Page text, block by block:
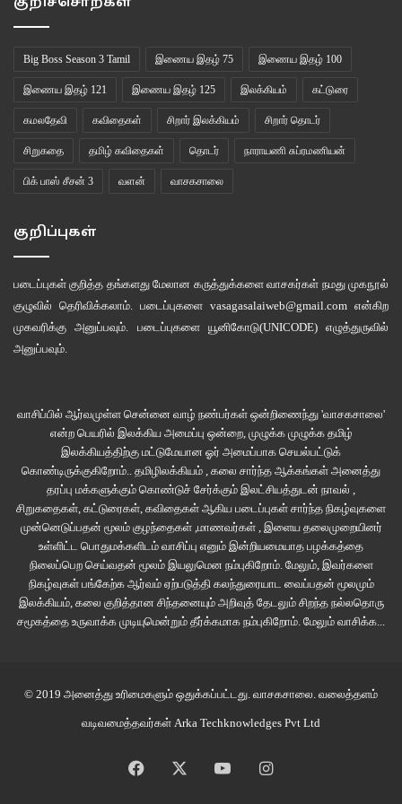
கவிதை – 3
உருமாற்றம்
கை தவறவிட்ட குவளையிலிருந்து
குளமொன்று உருவானது
நடந்து நடந்து மேசை இறுதிக்குச் சென்று
மெல்ல மெல்ல
அருவியாவதை
அப்பொழுதுதான் பார்க்கின்றன
மேசை மீதிருந்த எல்லாமும்.
ஆனால், எவ்வளவு அழகான கவிதையாக ஆக்கப்பட்டுள்ளது பாருங்கள்.
சொல்வதின் அழகு மிக இயல்பான ஒன்றையும் உயரத்தில்
கிரணங்கள் பாய்ந்து ஒளி பெருக்குகின்றது. ஒரு குளம் எப்படி உருவாகும் என்பது
Big Boss Season 3 Tamil இணைய இதழ் 75 இணைய இதழ் 100
இணைய இதழ் 121 இணைய இதழ் 125 இலக்கியம் கட்டுரை
கமலதேவி கவிதைகள் சிறார் இலக்கியம் சிறார் தொடர்
சிறுகதை தமிழ் கவிதைகள் தொடர் நாராயணி சுப்ரமணியன்
பிக் பாஸ் சீசன் 3 வளன் வாசகசாலை
குறிப்புகள்
படைப்புகள் குறித்த தங்களது மேலான கருத்துக்களை வாசகர்கள் நமது முகநூல்
குழுவில் தெரிவிக்கலாம். படைப்புகளை vasagasalaiweb@gmail.com என்கிற
முகவரிக்கு அனுப்பவும். படைப்புகளை யூனிகோடு(UNICODE)எழுத்துருவில்
அனுப்பவும்.
வாசிப்பில் ஆர்வமுள்ள சென்னை வாழ் நண்பர்கள் ஒன்றிணைந்து 'வாசகசாலை'
என்ற பெயரில் இலக்கிய அமைப்பு ஒன்றை, முழுக்க முழுக்க தமிழ்
இலக்கியத்திற்கு மட்டுமேயான ஓர் அமைப்பாக செயல்பட்டுக்
கொண்டிருக்குகிறோம்.. தமிழிலக்கியம் , கலை சார்ந்த ஆக்கங்கள் அனைத்து
தரப்பு மக்களுக்கும் கொண்டுச் சேர்க்கும் இலட்சியத்துடன் நாவல் ,
சிறுகதைகள், கட்டுரைகள், கவிதைகள் ஆகிய படைப்புகள் சார்ந்த நிகழ்வுகளை
முன்னெடுப்பதன் மூலம் குழந்தைகள் ,மாணவர்கள் , இளைய தலைமுறையினர்
உள்ளிட்ட பொதுமக்களிடம் வாசிப்பு எனும் இன்றியமையாத பழக்கத்தை
நிலைப்பெற செய்வதன் மூலம் இயலுமென நம்புகிறோம். மேலும், இவர்களை
நிகழ்வுகள் பங்கேற்க ஆர்வம் ஏற்படுத்தி கலந்துரையாட வைப்பதன் மூலமும்
இலக்கியம், கலை குறித்தான சிந்தனையும் அறிவுத் தேடலும் சிறந்த நல்லதொரு
சமூகத்தை உருவாக்க முடியுமென்றும் தீர்க்கமாக நம்புகிறோம். மேலும் வாசிக்க...
© 2019 அனைத்து உரிமைகளும் ஒதுக்கப்பட்டது. வாசகசாலை . வலைத்தளம்
வடிவமைத்தவர்கள் Arka Techknowledges Pvt Ltd
Facebook YouTubeInstagram